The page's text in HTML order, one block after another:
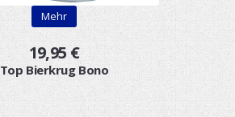
Mehr
19,95 €
Top Bierkrug Bono